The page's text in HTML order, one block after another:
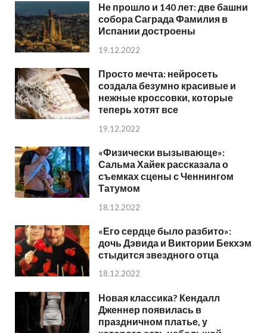
Не прошло и 140 лет: две башни
собора Саграда Фамилия в
Испании достроены
19.12.2022
Просто мечта: нейросеть
создала безумно красивые и
нежные кроссовки, которые
теперь хотят все
19.12.2022
«Физически вызывающе»:
Сальма Хайек рассказала о
съемках сцены с Ченнингом
Татумом
18.12.2022
«Его сердце было разбито»:
дочь Дэвида и Виктории Бекхэм
стыдится звездного отца
18.12.2022
Новая классика? Кендалл
Дженнер появилась в
праздничном платье, у